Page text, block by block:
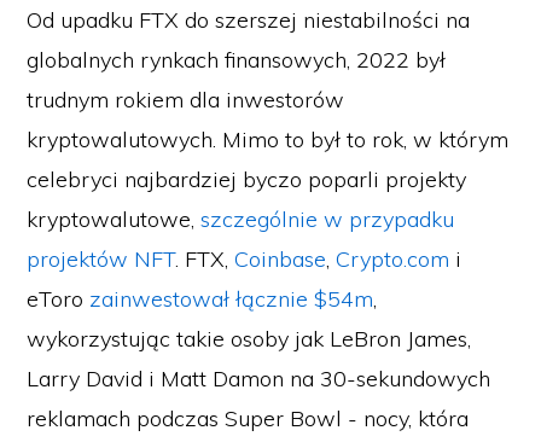
Od upadku FTX do szerszej niestabilności na
globalnych rynkach finansowych, 2022 był
trudnym rokiem dla inwestorów
kryptowalutowych. Mimo to był to rok, w którym
celebryci najbardziej byczo poparli projekty
kryptowalutowe,szczególnie w przypadku
projektów NFT. FTX,Coinbase,Crypto.com i
eToro zainwestował łącznie $54m,
wykorzystując takie osoby jak LeBron James,
Larry David i Matt Damon na 30-sekundowych
reklamach podczas Super Bowl - nocy, która